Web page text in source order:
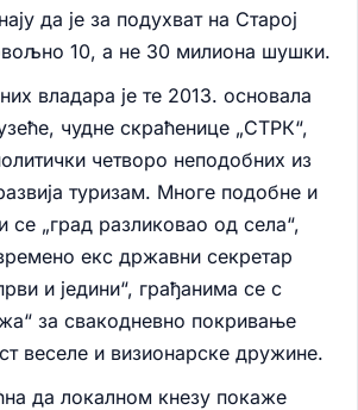
да је за подухват на Старој
10, а не 30 милиона шушки.
владара је те 2013. основала
чудне скраћенице „СТРК“,
четворо неподобних из
туризам. Многе подобне и
се „град разликовао од села“,
екс државни секретар
и једини“, грађанима се с
за свакодневно покривање
веселе и визионарске дружине.
да локалном кнезу покаже